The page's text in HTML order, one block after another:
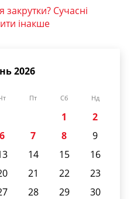
закрутки? Сучасні
інакше
2026
Пт Сб Нд
1
2
6 7 8
9
14 15
16
21 22
23
28 29
30